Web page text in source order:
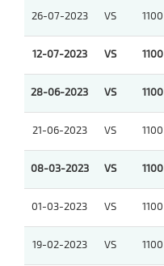
26-07-2023 VS 1100
12-07-2023 VS 1100
28-06-2023 VS 1100
21-06-2023 VS 1100
08-03-2023 VS 1100
01-03-2023 VS 1100
19-02-2023 VS 1100